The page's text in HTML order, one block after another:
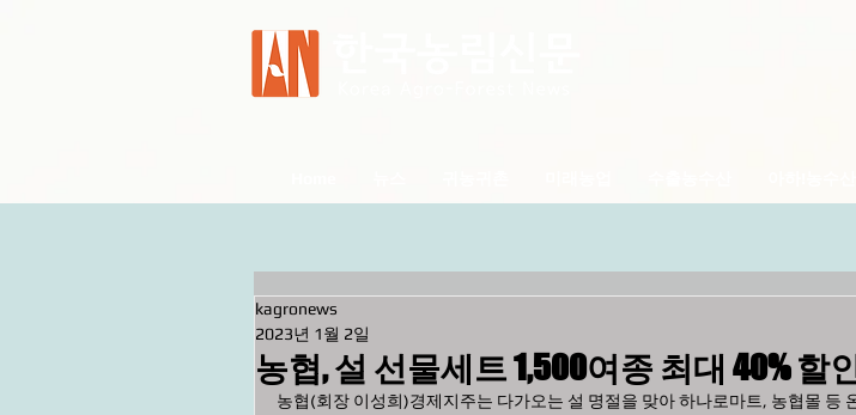
농협, 설 선물세트 1,500여종 최대 40% 할
kagronews
2023년 1월 2일
농협(회장 이성희)경제지주는 다가오는 설 명절을 맞아 하나로마트, 농협몰 등